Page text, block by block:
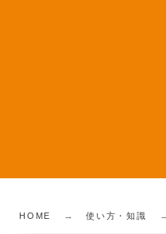
HOME 使い方・知識